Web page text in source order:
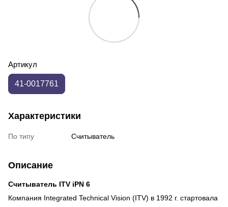
Артикул
41-0017761
Характеристики
По типу Считыватель
Описание
Считыватель ITV iPN 6
Компания Integrated Technical Vision (ITV) в 1992 г. стартовала